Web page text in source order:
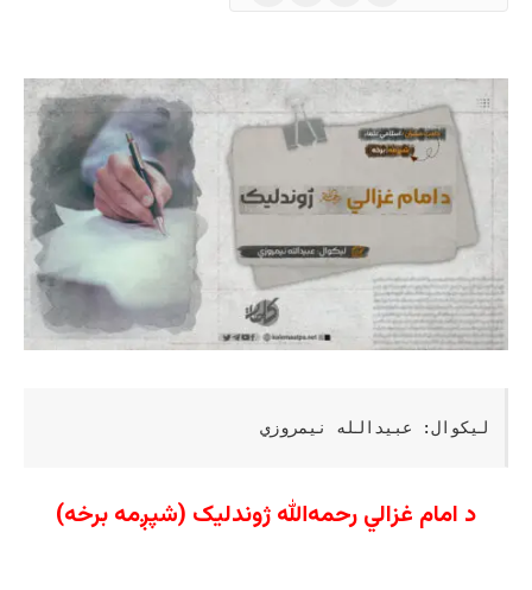
لیکوال: عبیدالله نیمروزي
د امام غزالي رحمه‌الله ژوندلیک (شپږمه برخه)